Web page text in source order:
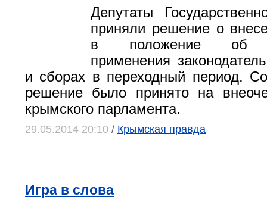
Депутаты
приняли решение о
в положение об
применения
и сборах в переходный период.
решение было принято на
крымского парламента.
29.05.2014 20:10 / Крымская правда
Игра в слова